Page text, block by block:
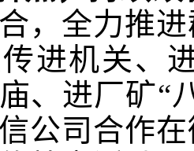
，全力推
进机关、
、进厂矿“
公司合作